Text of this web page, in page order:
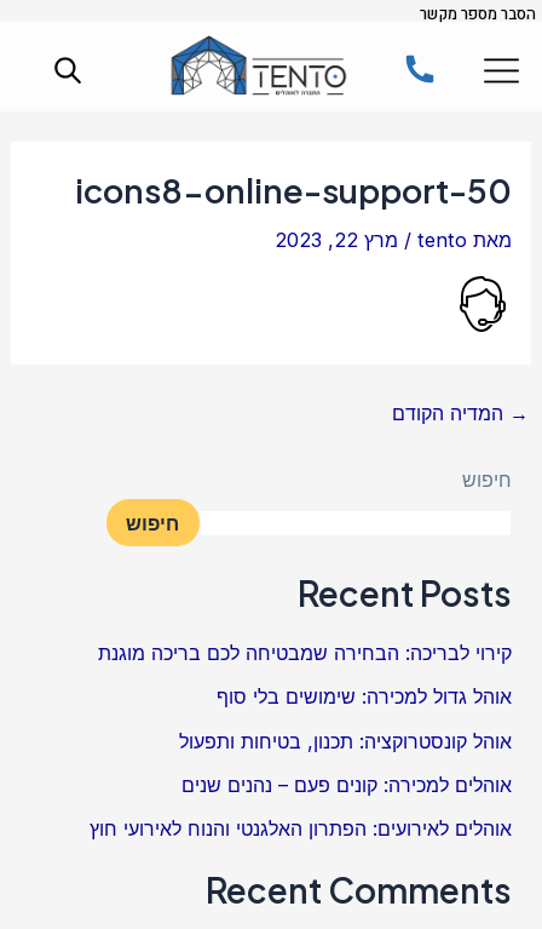
דילוג
לתוכן
הסבר מספר מקשר
icons8-online-support-50
מאתtento
/ מרץ 22, 2023
Post
navigation
→ המדיה הקודם
חיפוש
חיפוש
Recent Posts
קירוי לבריכה: הבחירה שמבטיחה לכם בריכה מוגנת
אוהל גדול למכירה: שימושים בלי סוף
אוהל קונסטרוקציה: תכנון, בטיחות ותפעול
אוהלים למכירה: קונים פעם – נהנים שנים
אוהלים לאירועים: הפתרון האלגנטי והנוח לאירועי חוץ
Recent Comments